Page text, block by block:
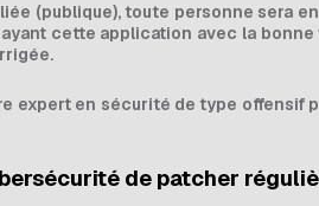
(publique), toute personne sera
cette application avec la bonne
expert en sécurité de type offensif
de patcher